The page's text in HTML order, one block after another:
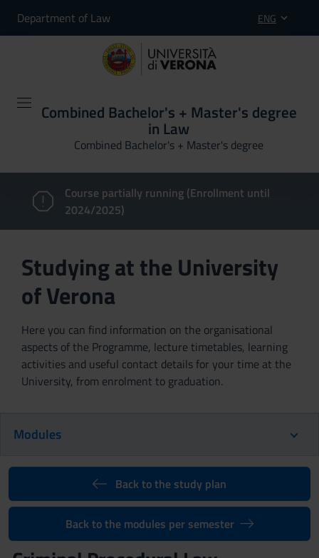
Department of Law ENG
Combined Bachelor's + Master's degree
in Law
Combined Bachelor's + Master's degree
Course partially running (Enrollment until
2024/2025)
Studying at the University
of Verona
Here you can find information on the organisational
aspects of the Programme, lecture timetables, learning
activities and useful contact details for your time at the
University, from enrolment to graduation.
Modules
Back to the study plan
Back to the modules per semester